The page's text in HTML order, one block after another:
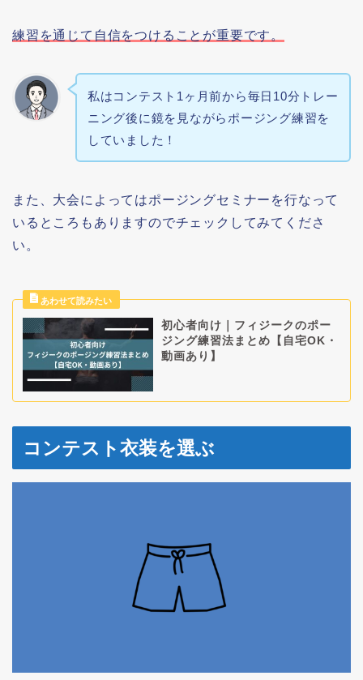
練習を通じて自信をつけることが重要です。
私はコンテスト1ヶ月前から毎日10分トレー
ニング後に鏡を見ながらポージング練習を
していました！
また、大会によってはポージングセミナーを行なって
いるところもありますのでチェックしてみてくださ
い。
初心者向け｜フィジークのポー
ジング練習法まとめ【自宅OK・
動画あり】
コンテスト衣装を選ぶ